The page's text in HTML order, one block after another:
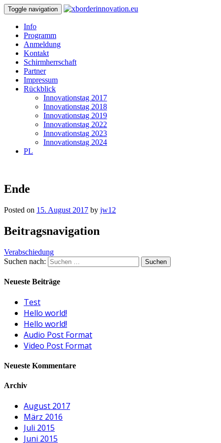
Toggle navigation
Info
Programm
Anmeldung
Kontakt
Schirmherrschaft
Partner
Impressum
Rückblick
Innovationstag 2017
Innovationstag 2018
Innovationstag 2019
Innovationstag 2022
Innovationstag 2023
Innovationstag 2024
PL
Ende
Posted on 15. August 2017 by jw12
Beitragsnavigation
Verabschiedung
Suchen nach:
Neueste Beiträge
Test
Hello world!
Hello world!
Audio Post Format
Video Post Format
Neueste Kommentare
Archiv
August 2017
März 2016
Juli 2015
Juni 2015